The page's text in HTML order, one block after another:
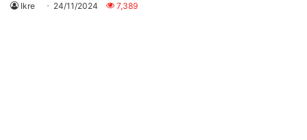
Ikre 24/11/2024 7,389